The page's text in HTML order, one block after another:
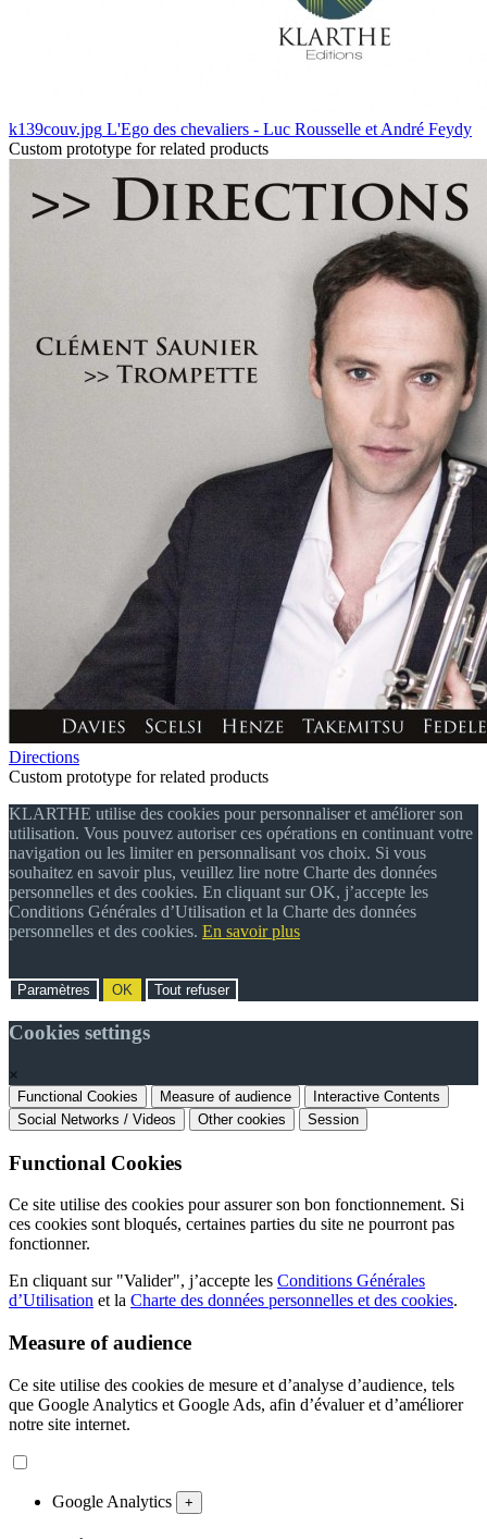
k139couv.jpg L'Ego des chevaliers - Luc Rousselle et André Feydy
Custom prototype for related products
Directions
Custom prototype for related products
KLARTHE utilise des cookies pour personnaliser et améliorer son
utilisation. Vous pouvez autoriser ces opérations en continuant votre
navigation ou les limiter en personnalisant vos choix. Si vous
souhaitez en savoir plus, veuillez lire notre Charte des données
personnelles et des cookies. En cliquant sur OK, j’accepte les
Conditions Générales d’Utilisation et la Charte des données
personnelles et des cookies. En savoir plus
Paramètres OK Tout refuser
Cookies settings
×
Functional Cookies Measure of audience
Interactive Contents
Social Networks / Videos
Other cookies Session
Functional Cookies
Ce site utilise des cookies pour assurer son bon fonctionnement. Si
ces cookies sont bloqués, certaines parties du site ne pourront pas
fonctionner.
En cliquant sur "Valider", j’accepte les Conditions Générales
d’Utilisation et la Charte des données personnelles et des cookies.
Measure of audience
Ce site utilise des cookies de mesure et d’analyse d’audience, tels
que Google Analytics et Google Ads, afin d’évaluer et d’améliorer
notre site internet.
Google Analytics +